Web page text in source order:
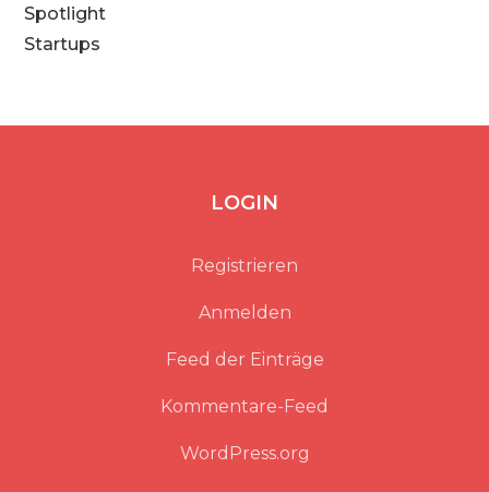
Spotlight
Startups
LOGIN
Registrieren
Anmelden
Feed der Einträge
Kommentare-Feed
WordPress.org